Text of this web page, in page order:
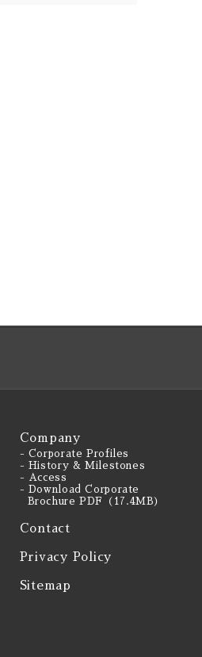
Company
- Corporate Profiles
- History & Milestones
- Access
- Download Corporate
Brochure PDF（17.4MB）
Contact
Privacy Policy
Sitemap